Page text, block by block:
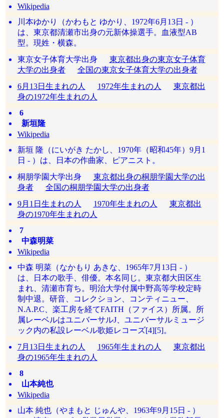
Wikipedia
川本ゆかり（かわもと ゆかり、1972年6月13日 - ）
は、東京都清瀬市出身の元新体操選手。血液型AB
型。現姓・横森。
東京女子体育大学出身 東京都出身の東京女子体育
大学の出身者
全国の東京女子体育大学の出身者
6月13日生まれの人
1972年生まれの人
東京都出
身の1972年生まれの人
6
新垣隆
Wikipedia
新垣 隆（にいがき たかし、1970年（昭和45年）9月1
日 - ）は、日本の作曲家、ピアニスト。
桐朋学園大学出身 東京都出身の桐朋学園大学の出
身者
全国の桐朋学園大学の出身者
9月1日生まれの人
1970年生まれの人
東京都出
身の1970年生まれの人
7
中森明菜
Wikipedia
中森 明菜（なかもり あきな、1965年7月13日 - ）
は、日本の歌手、俳優。本名同じ。東京都大田区生
まれ、清瀬市育ち。明治大学付属中野高等学校定時
制中退。研音、コレクション、コンティニュー、
N.A.P.C、楽工房を経てFAITH（ファイス）所属。所
属レーベルはユニバーサルJ、ユニバーサルミュージ
ック内の私設レーベル歌姫レコーズ[4][5]。
7月13日生まれの人
1965年生まれの人
東京都出
身の1965年生まれの人
8
山本純也
Wikipedia
山本 純也（やまもと じゅんや、1963年9月15日 - ）